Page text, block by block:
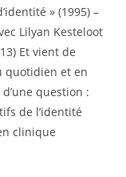
» (1995) –
Lilyan Kesteloot
Et vient de
quotidien et en
question :
de l’identité
clinique